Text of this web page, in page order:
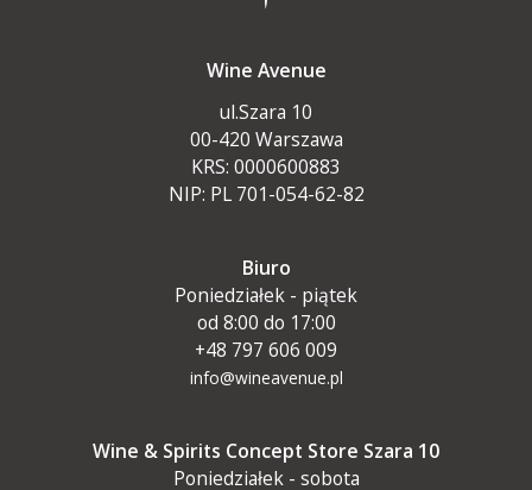
Wine Avenue
ul.Szara 10
00-420 Warszawa
KRS: 0000600883
NIP: PL 701-054-62-82
Biuro
Poniedziałek - piątek
od 8:00 do 17:00
+48 797 606 009
info@wineavenue.pl
Wine & Spirits Concept Store Szara 10
Poniedziałek - sobota